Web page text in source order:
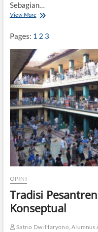
Sebagian…
View MoreM
g
u
i
F
e
o
d
a
l
i
s
m
e
d
a
m
S
s
Pages: 1 2 3
OPINI
Tradisi
Konseptual
Satrio Dwi Haryono, Alumnus